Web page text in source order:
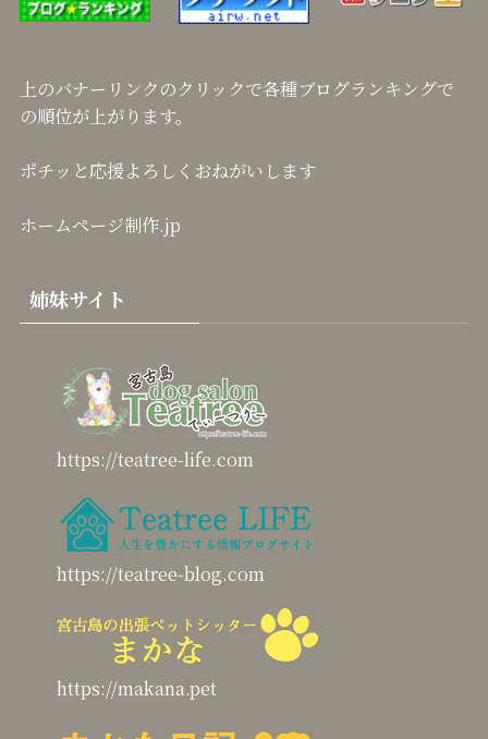
上のバナーリンクのクリックで各種ブログランキングで
の順位が上がります。
ポチッと応援よろしくおねがいします
ホームページ制作.jp
姉妹サイト
https://teatree-life.com
https://teatree-blog.com
https://makana.pet